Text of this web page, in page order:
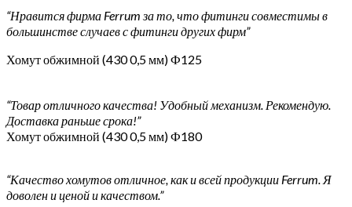
“Нравится фирма Ferrum за то, что фитинги совместимы в
большинстве случаев с фитинги других фирм”
Хомут обжимной (430 0,5 мм) Ф125
“Товар отличного качества! Удобный механизм. Рекомендую.
Доставка раньше срока!”
Хомут обжимной (430 0,5 мм) Ф180
“Качество хомутов отличное, как и всей продукции Ferrum. Я
доволен и ценой и качеством.”